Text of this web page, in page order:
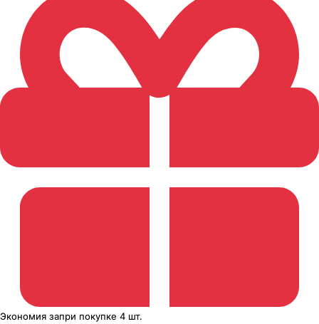
Экономия запри покупке 4 шт.